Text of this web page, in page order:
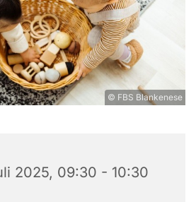
© FBS Blankenese
2025, 09:30 - 10:30